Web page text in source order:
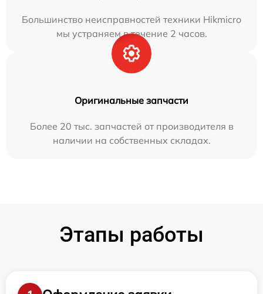
Большинство неисправностей техники Hikmicro
мы устраняем в течение 2 часов.
Оригинальные запчасти
Более 20 тыс. запчастей от производителя в
наличии на собственных складах.
Этапы работы